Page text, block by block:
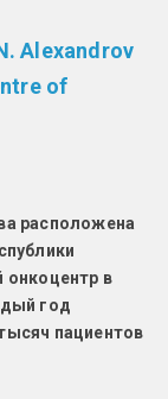
Alexandrov
of
расположена
онкоцентр в
год
пациентов